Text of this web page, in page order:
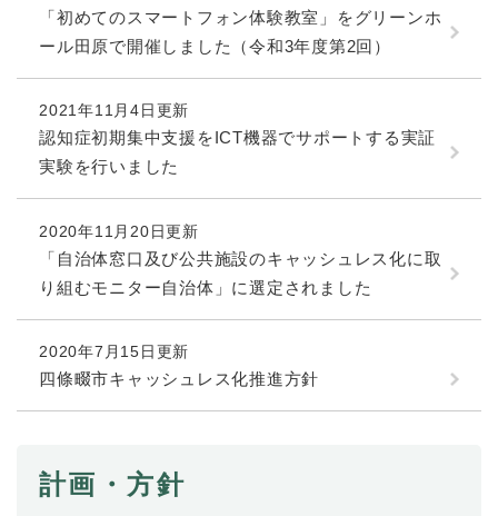
「初めてのスマートフォン体験教室」をグリーンホ
ール田原で開催しました（令和3年度第2回）
2021年11月4日更新
認知症初期集中支援をICT機器でサポートする実証
実験を行いました
2020年11月20日更新
「自治体窓口及び公共施設のキャッシュレス化に取
り組むモニター自治体」に選定されました
2020年7月15日更新
四條畷市キャッシュレス化推進方針
計画・方針